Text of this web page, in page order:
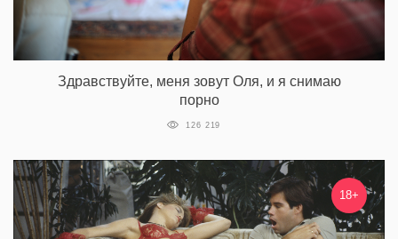
Здравствуйте, меня зовут Оля, и я снимаю
порно
126 219
18+